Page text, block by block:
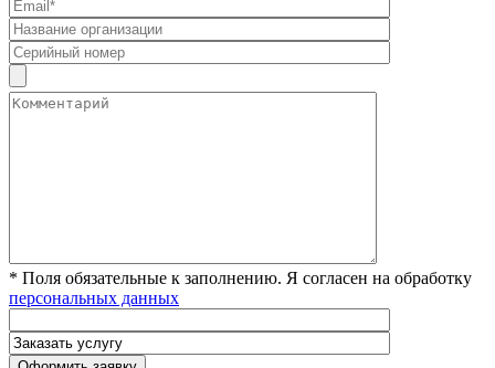
* Поля обязательные к заполнению. Я согласен на обработку
персональных данных